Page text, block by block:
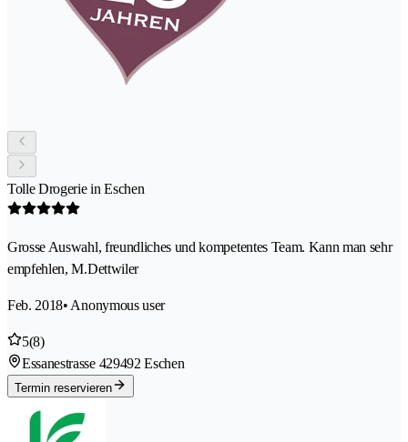
Tolle Drogerie in Eschen
Grosse Auswahl, freundliches und kompetentes Team. Kann man sehr
empfehlen, M.Dettwiler
Feb. 2018• Anonymous user
5(8)
Essanestrasse 429492 Eschen
Termin reservieren